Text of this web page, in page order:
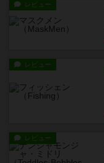
レビュー
レビュー
レビュー